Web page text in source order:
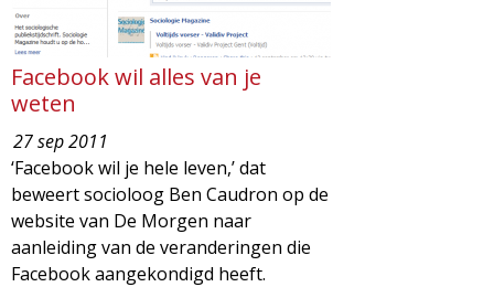
z
i
n
e
Facebook wil alles van je
weten
27 sep 2011
‘Facebook wil je hele leven,’ dat
beweert socioloog Ben Caudron op de
website van De Morgen naar
aanleiding van de veranderingen die
Facebook aangekondigd heeft.